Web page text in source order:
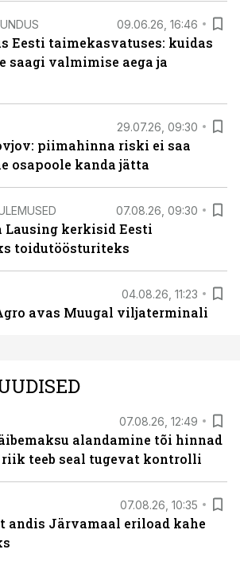
09.06.26, 16:46
Eesti taimekasvatuses: kuidas
saagi valmimise aega ja
29.07.26, 09:30
piimahinna riski ei saa
osapoole kanda jätta
07.08.26, 09:30
Lausing kerkisid Eesti
toidutöösturiteks
04.08.26, 11:23
avas Muugal viljaterminali
07.08.26, 12:49
alandamine tõi hinnad
teeb seal tugevat kontrolli
07.08.26, 10:35
andis Järvamaal eriload kahe